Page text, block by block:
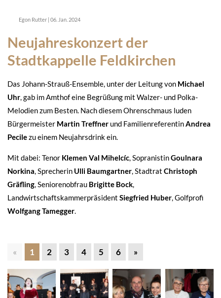
Egon Rutter | 06. Jan. 2024
Neujahreskonzert der
Stadtkappelle Feldkirchen
Das Johann-Strauß-Ensemble, unter der Leitung von Michael
Uhr, gab im Amthof eine Begrüßung mit Walzer- und Polka-
Melodien zum Besten. Nach diesem Ohrenschmaus luden
Bürgermeister Martin Treffner und FamilienreferentinAndrea
Pecilezu einem Neujahrsdrink ein.
Mit dabei: Tenor Klemen Val Mihelcíc, SopranistinGoulnara
Norkina, Sprecherin Ulli Baumgartner, Stadtrat Christoph
Gräfling, Seniorenobfrau Brigitte Bock,
Landwirtschaftskammerpräsident Siegfried Huber, Golfprofi
Wolfgang Tamegger.
« 1 2 3 4 5 6 »